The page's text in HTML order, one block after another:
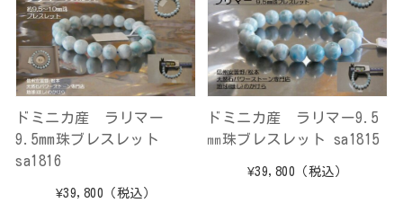
ドミニカ産 ラリマー
9.5mm珠ブレスレット
sa1816
¥39,800 （税込）
ドミニカ産 ラリマー9.5
㎜珠ブレスレット sa1815
¥39,800 （税込）